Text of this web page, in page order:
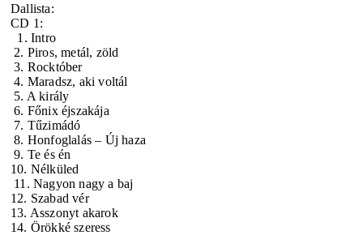
Dallista:
CD 1:
1. Intro
2. Piros, metál, zöld
3. Rocktóber
4. Maradsz, aki voltál
5. A király
6. Főnix éjszakája
7. Tűzimádó
8. Honfoglalás – Új haza
9. Te és én
10. Nélküled
11. Nagyon nagy a baj
12. Szabad vér
13. Asszonyt akarok
14. Örökké szeress